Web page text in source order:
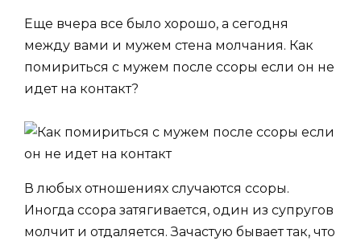
Еще вчера все было хорошо, а сегодня
между вами и мужем стена молчания. Как
помириться с мужем после ссоры если он не
идет на контакт?
В любых отношениях случаются ссоры.
Иногда ссора затягивается, один из супругов
молчит и отдаляется. Зачастую бывает так, что